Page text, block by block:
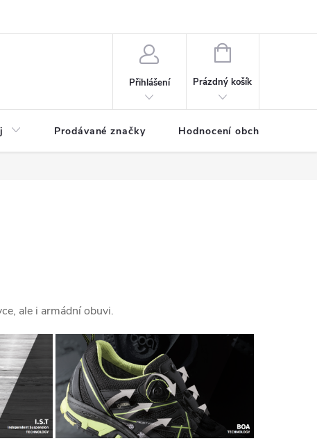
Přihlášení
NÁKUPNÍ
Prázdný košík
Prodávané značky Hodnocení obchodu
ale i armádní obuvi.